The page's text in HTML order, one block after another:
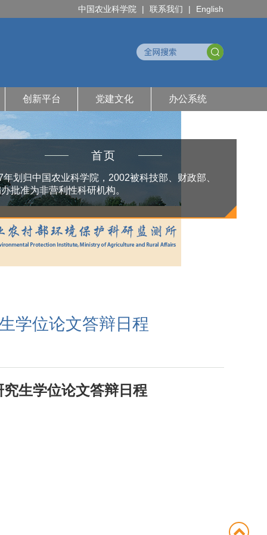
中国农业科学院 | 联系我们 | English
创新平台 党建文化 办公系统
首页
年划归中国农业科学院，2002被科技部、财政部、
批准为非营利性科研机构。
学位论文答辩日程
生学位论文答辩日程